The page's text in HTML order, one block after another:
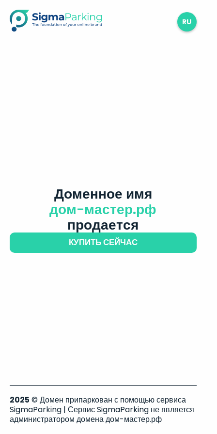
RU
Доменное имя
дом-мастер.рф
продается
КУПИТЬ СЕЙЧАС
2025 © Домен припаркован с помощью сервиса
SigmaParking | Сервис SigmaParking не является
администратором домена дом-мастер.рф